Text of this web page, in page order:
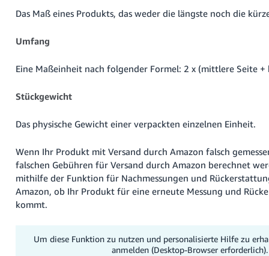
Das Maß eines Produkts, das weder die längste noch die
Umfang
Eine Maßeinheit nach folgender Formel: 2 x (mittlere Seite +
Stückgewicht
Das physische Gewicht einer verpackten einzelnen Einheit.
Wenn Ihr Produkt mit Versand durch Amazon falsch
falschen Gebühren für Versand durch Amazon berechnet
mithilfe der Funktion für Nachmessungen und
Amazon, ob Ihr Produkt für eine erneute Messung und
kommt.
Um diese Funktion zu nutzen und personalisierte Hilfe zu
anmelden (Desktop-Browser erforderlich).